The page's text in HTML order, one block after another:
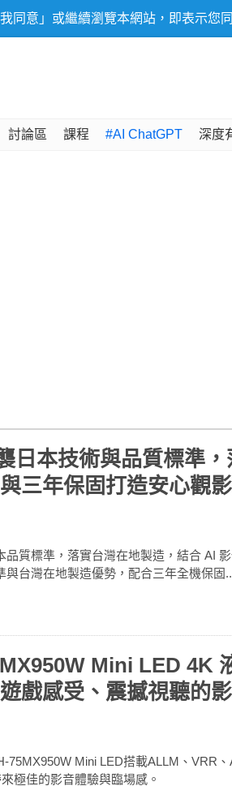
同意」或繼續瀏覽本網站，即表示您
討論區 課程 #AI ChatGPT 深度
日本技術與品質標準
三年保固打造安心觀
品質標準，落實台灣在地製造，結合 AI
與台灣在地製造優勢，配合三年全機保固
Mini LED 4K
戲感受、震撼視聽的
75MX950W Mini LED搭載ALLM、VRR
極佳的影音體驗與臨場感。